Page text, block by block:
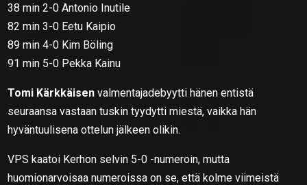
38 min 2-0 Antonio Inutile
82 min 3-0 Eetu Kaipio
89 min 4-0 Kim Böling
91 min 5-0 Pekka Kainu
Tomi Kärkkäisen valmentajadebyytti hänen entistä
seuraansa vastaan tuskin tyydytti miestä, vaikka hän
hyväntuulisena ottelun jälkeen olikin.
VPS kaatoi Kerhon selvin 5-0 -numeroin, mutta
huomionarvoisaa numeroissa on se, että kolme viimeistä